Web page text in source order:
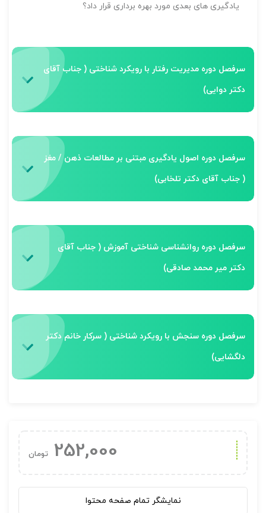
یادگیری های بعدی مورد بهره برداری قرار داد؟
سرفصل دوره مدیریت رفتار با رویکرد شناختی ( جناب آقای
دکتر دوایی)
سرفصل دوره اصول یادگیری مبتنی بر مطالعات ذهن / مغز
( جناب آقای دکتر تلخابی)
سرفصل دوره روانشناسی شناختی آموزش ( جناب آقای
دکتر میر محمد صادقی)
سرفصل دوره سنجش با رویکرد شناختی ( سرکار خانم دکتر
دلگشایی)
252,000 تومان
نمایشگر تمام صفحه محتوا